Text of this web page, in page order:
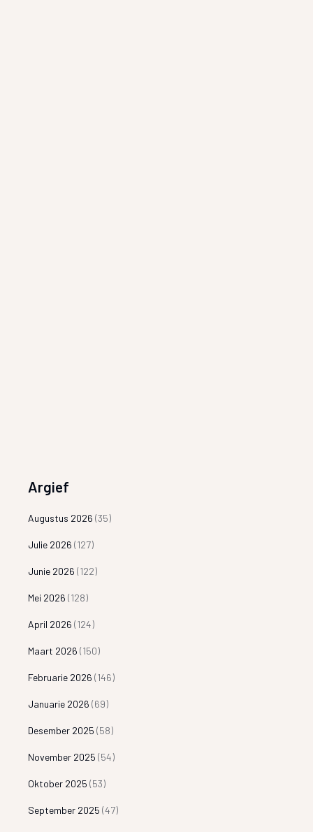
Argief
Augustus 2026 (35)
Julie 2026 (127)
Junie 2026 (122)
Mei 2026 (128)
April 2026 (124)
Maart 2026 (150)
Februarie 2026 (146)
Januarie 2026 (69)
Desember 2025 (58)
November 2025 (54)
Oktober 2025 (53)
September 2025 (47)